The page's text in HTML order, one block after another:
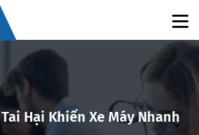
Hại Khiến Xe Máy Nhanh